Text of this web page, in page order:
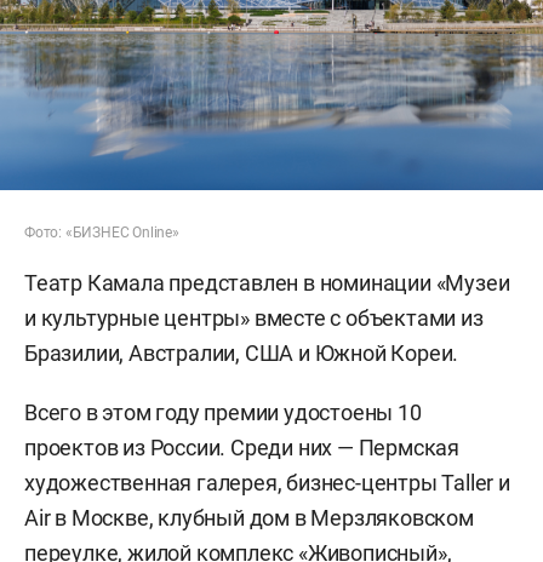
Фото: «БИЗНЕС Online»
Театр Камала представлен в номинации «Музеи
и культурные центры» вместе с объектами из
Бразилии, Австралии, США и Южной Кореи.
Всего в этом году премии удостоены 10
проектов из России. Среди них — Пермская
художественная галерея, бизнес-центры Taller и
Air в Москве, клубный дом в Мерзляковском
переулке, жилой комплекс «Живописный»,